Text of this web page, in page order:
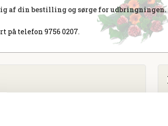
af din bestilling og sørge for udbringningen.
på telefon 9756 0207.